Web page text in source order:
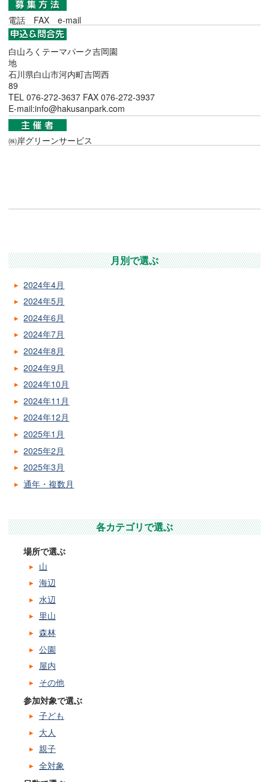
電話 FAX e-mail
白山ろくテーマパーク吉岡園
地
石川県白山市河内町吉岡西
89
TEL 076-272-3637 FAX 076-272-3937
E-mail:info@hakusanpark.com
㈱岸グリーンサービス
月別で選ぶ
2024年4月
2024年5月
2024年6月
2024年7月
2024年8月
2024年9月
2024年10月
2024年11月
2024年12月
2025年1月
2025年2月
2025年3月
通年・複数月
各カテゴリで選ぶ
場所で選ぶ
山
海辺
水辺
里山
森林
公園
屋内
その他
参加対象で選ぶ
子ども
大人
親子
全対象